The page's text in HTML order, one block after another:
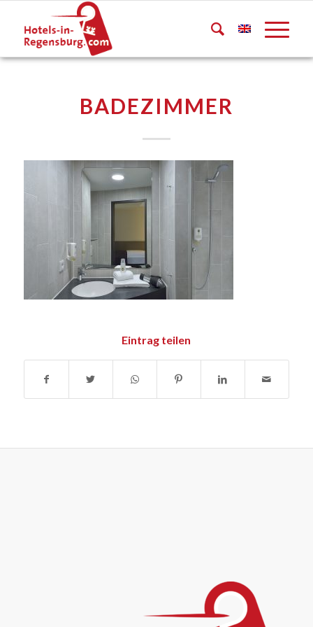
BADEZIMMER
Eintrag teilen